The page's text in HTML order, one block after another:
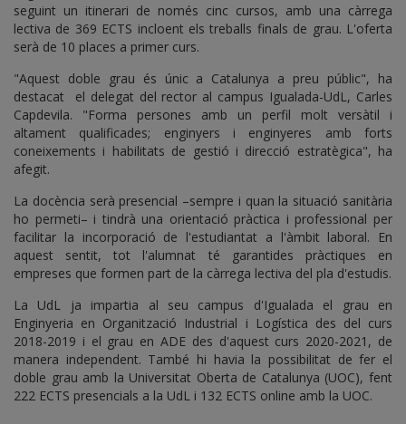
seguint un itinerari de només cinc cursos, amb una càrrega
lectiva de 369 ECTS incloent els treballs finals de grau. L'oferta
serà de 10 places a primer curs.
"Aquest doble grau és únic a Catalunya a preu públic", ha
destacat el delegat del rector al campus Igualada-UdL, Carles
Capdevila. "Forma persones amb un perfil molt versàtil i
altament qualificades; enginyers i enginyeres amb forts
coneixements i habilitats de gestió i direcció estratègica", ha
afegit.
La docència serà presencial –sempre i quan la situació sanitària
ho permeti– i tindrà una orientació pràctica i professional per
facilitar la incorporació de l'estudiantat a l'àmbit laboral. En
aquest sentit, tot l'alumnat té garantides pràctiques en
empreses que formen part de la càrrega lectiva del pla d'estudis.
La UdL ja impartia al seu campus d'Igualada el grau en
Enginyeria en Organització Industrial i Logística des del curs
2018-2019 i el grau en ADE des d'aquest curs 2020-2021, de
manera independent. També hi havia la possibilitat de fer el
doble grau amb la Universitat Oberta de Catalunya (UOC), fent
222 ECTS presencials a la UdL i 132 ECTS online amb la UOC.